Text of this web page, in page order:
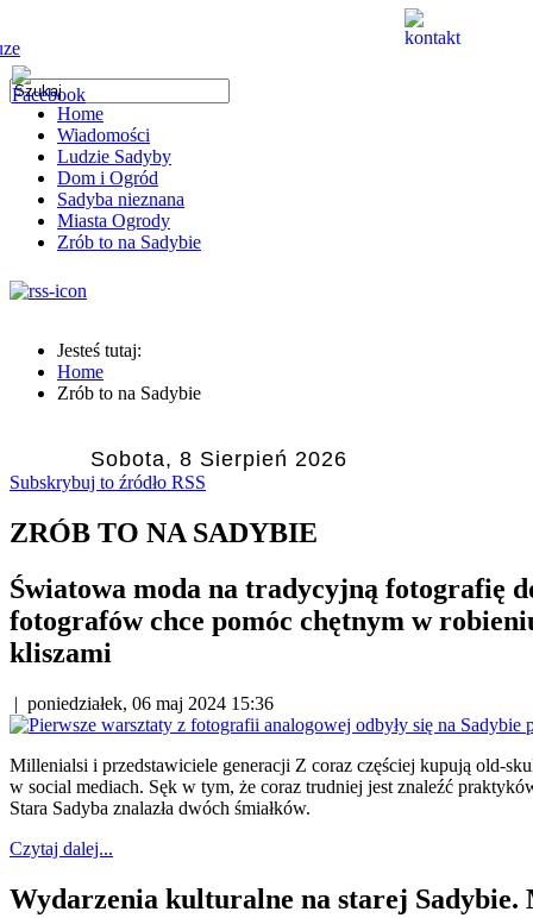
Home
Wiadomości
Ludzie Sadyby
Dom i Ogród
Sadyba nieznana
Miasta Ogrody
Zrób to na Sadybie
Jesteś tutaj:
Home
Zrób to na Sadybie
Sobota, 8 Sierpień 2026
Subskrybuj to źródło RSS
ZRÓB TO NA SADYBIE
Światowa moda na tradycyjną fotografię
fotografów chce pomóc chętnym w
kliszami
| poniedziałek, 06 maj 2024 15:36
Millenialsi i przedstawiciele generacji Z coraz częściej kupują old-
w social mediach. Sęk w tym, że coraz trudniej jest znaleźć
Stara Sadyba znalazła dwóch śmiałków.
Czytaj dalej...
Wydarzenia kulturalne na starej Sadybie.